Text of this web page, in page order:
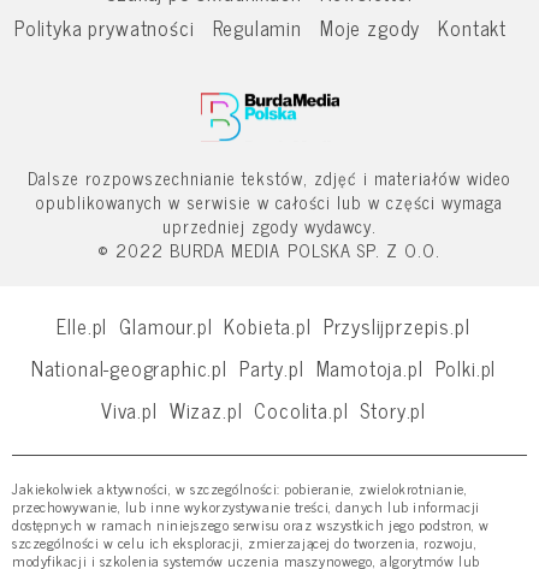
Polityka prywatności
Regulamin Moje zgody Kontakt
Dalsze rozpowszechnianie tekstów, zdjęć i materiałów wideo
opublikowanych w serwisie w całości lub w części wymaga
uprzedniej zgody wydawcy.
© 2022 BURDA MEDIA POLSKA SP. Z O.O.
Elle.pl Glamour.pl Kobieta.pl Przyslijprzepis.pl
National-geographic.pl Party.pl Mamotoja.pl Polki.pl
Viva.pl Wizaz.pl Cocolita.pl Story.pl
Jakiekolwiek aktywności, w szczególności: pobieranie, zwielokrotnianie,
przechowywanie, lub inne wykorzystywanie treści, danych lub informacji
dostępnych w ramach niniejszego serwisu oraz wszystkich jego podstron, w
szczególności w celu ich eksploracji, zmierzającej do tworzenia, rozwoju,
modyfikacji i szkolenia systemów uczenia maszynowego, algorytmów lub